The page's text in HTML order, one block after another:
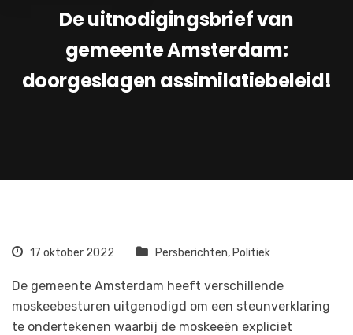
De uitnodigingsbrief van
gemeente Amsterdam:
doorgeslagen assimilatiebeleid!
17 oktober 2022 Persberichten, Politiek
De gemeente Amsterdam heeft verschillende
moskeebesturen uitgenodigd om een steunverklaring
te ondertekenen waarbij de moskeeën expliciet